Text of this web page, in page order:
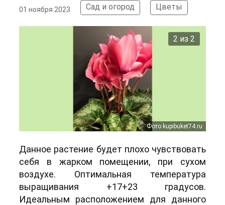
01 ноября 2023 Сад и огород Цветы
2 из 2
Фото kupibuket74.ru
Фото kupibuket74.ru
Данное растение будет плохо чувствовать
себя в жарком помещении, при сухом
воздухе. Оптимальная температура
выращивания +17+23 градусов.
Идеальным расположением для данного